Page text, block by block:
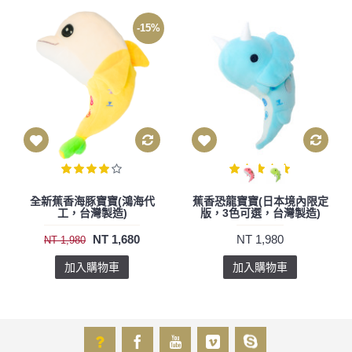
-15%
全新蕉香海豚寶寶(鴻海代
工，台灣製造)
NT 1,980 NT 1,680
加入購物車
蕉香恐龍寶寶(日本境內限定
版，3色可選，台灣製造)
NT 1,980
加入購物車